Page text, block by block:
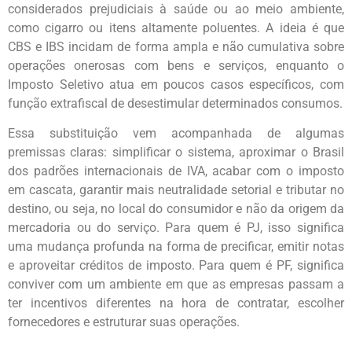
considerados prejudiciais à saúde ou ao meio ambiente,
como cigarro ou itens altamente poluentes. A ideia é que
CBS e IBS incidam de forma ampla e não cumulativa sobre
operações onerosas com bens e serviços, enquanto o
Imposto Seletivo atua em poucos casos específicos, com
função extrafiscal de desestimular determinados consumos.
Essa substituição vem acompanhada de algumas
premissas claras: simplificar o sistema, aproximar o Brasil
dos padrões internacionais de IVA, acabar com o imposto
em cascata, garantir mais neutralidade setorial e tributar no
destino, ou seja, no local do consumidor e não da origem da
mercadoria ou do serviço. Para quem é PJ, isso significa
uma mudança profunda na forma de precificar, emitir notas
e aproveitar créditos de imposto. Para quem é PF, significa
conviver com um ambiente em que as empresas passam a
ter incentivos diferentes na hora de contratar, escolher
fornecedores e estruturar suas operações.